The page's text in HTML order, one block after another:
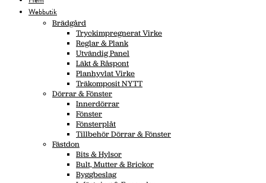
Webbutik
Brädgård
Tryckimpregnerat Virke
Reglar & Plank
Utvändig Panel
Läkt & Råspont
Planhyvlat Virke
Träkomposit NYTT
Dörrar & Fönster
Innerdörrar
Fönster
Fönsterplåt
Tillbehör Dörrar & Fönster
Fästdon
Bits & Hylsor
Bult, Mutter & Brickor
Byggbeslag